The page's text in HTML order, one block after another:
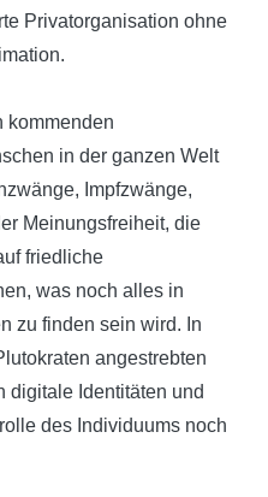
Privatorganisation ohne
kommenden
in der ganzen Welt
Impfzwänge,
Meinungsfreiheit, die
friedliche
was noch alles in
zu finden sein wird. In
angestrebten
digitale Identitäten und
des Individuums noch